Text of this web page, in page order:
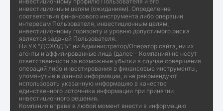
инвестиционным целям (ожиданиям). Определение
соответствия финансового инструмента либо операции
интересам Пользователя, инвестиционным целям,
инвестиционному горизонту и уровню допустимого риска
является задачей Пользователя.
Ни УК "ДОХОДЪ" ни Администратор/Оператор сайта, ни их
агенты и аффилированные лица (далее - Компания) не несут
ответственности за возможные убытки в случае совершения
операций либо инвестирования в финансовые инструменты,
упомянутые в данной информации, и не рекомендуют
использовать указанную информацию в качестве
единственного источника информации при принятии
инвестиционного решения.
Компания вправе в любой момент внести в информацию